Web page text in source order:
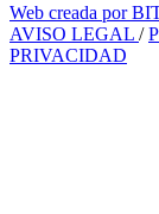
Web creada por
AVISO LEGAL /
PRIVACIDAD